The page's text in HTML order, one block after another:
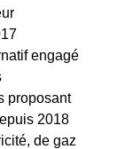
engagé
proposant
2018
de gaz